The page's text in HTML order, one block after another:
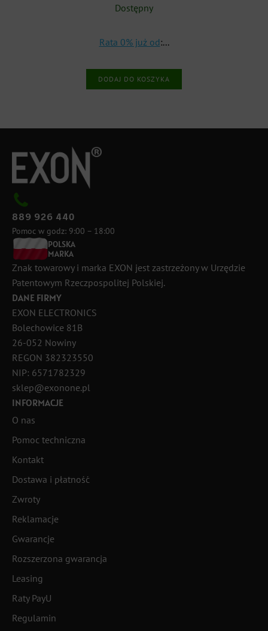
Dostępny
Rata 0% już od
DODAJ DO KOSZYKA
889 926 440
Pomoc w godz: 9:00 – 18:00
POLSKA
MARKA
Znak towarowy i marka EXON jest zastrzeżony w Urzędzie
Patentowym Rzeczpospolitej Polskiej.
DANE FIRMY
EXON ELECTRONICS
Bolechowice 81B
26-052 Nowiny
REGON 382323550
NIP: 6571782329
sklep@exonone.pl
INFORMACJE
O nas
Pomoc techniczna
Kontakt
Dostawa i płatność
Zwroty
Reklamacje
Gwarancje
Rozszerzona gwarancja
Leasing
Raty PayU
Regulamin